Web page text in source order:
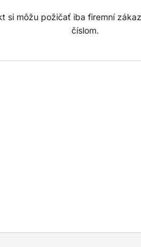
si môžu požičať iba firemní
číslom.